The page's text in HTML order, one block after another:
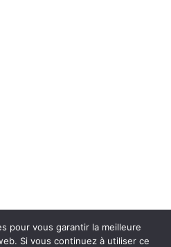
pour vous garantir la meilleure
Si vous continuez à utiliser ce